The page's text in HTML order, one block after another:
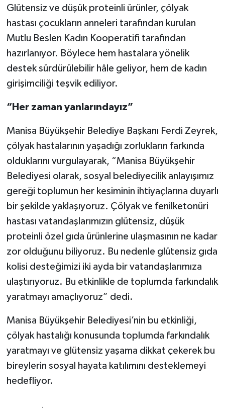
Glütensiz ve düşük proteinli ürünler, çölyak
hastası çocukların anneleri tarafından kurulan
Mutlu Beslen Kadın Kooperatifi tarafından
hazırlanıyor. Böylece hem hastalara yönelik
destek sürdürülebilir hâle geliyor, hem de kadın
girişimciliği teşvik ediliyor.
“Her zaman yanlarındayız”
Manisa Büyükşehir Belediye Başkanı Ferdi Zeyrek,
çölyak hastalarının yaşadığı zorlukların farkında
olduklarını vurgulayarak, “Manisa Büyükşehir
Belediyesi olarak, sosyal belediyecilik anlayışımız
gereği toplumun her kesiminin ihtiyaçlarına duyarlı
bir şekilde yaklaşıyoruz. Çölyak ve fenilketonüri
hastası vatandaşlarımızın glütensiz, düşük
proteinli özel gıda ürünlerine ulaşmasının ne kadar
zor olduğunu biliyoruz. Bu nedenle glütensiz gıda
kolisi desteğimizi iki ayda bir vatandaşlarımıza
ulaştırıyoruz. Bu etkinlikle de toplumda farkındalık
yaratmayı amaçlıyoruz” dedi.
Manisa Büyükşehir Belediyesi’nin bu etkinliği,
çölyak hastalığı konusunda toplumda farkındalık
yaratmayı ve glütensiz yaşama dikkat çekerek bu
bireylerin sosyal hayata katılımını desteklemeyi
hedefliyor.